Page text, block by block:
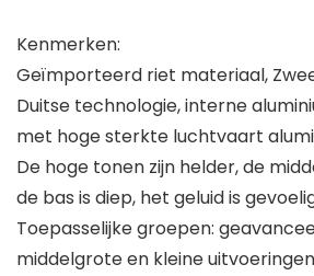
Kenmerken:
Geïmporteerd riet materiaal,
Duitse technologie, interne
met hoge sterkte luchtvaart
De hoge tonen zijn helder, de
de bas is diep, het geluid is
Toepasselijke groepen:
middelgrote en kleine